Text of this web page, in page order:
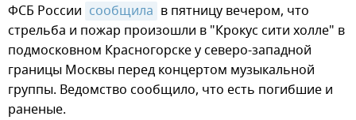
ФСБ России сообщила в пятницу вечером, что
стрельба и пожар произошли в "Крокус сити холле" в
подмосковном Красногорске у северо-западной
границы Москвы перед концертом музыкальной
группы. Ведомство сообщило, что есть погибшие и
раненые.